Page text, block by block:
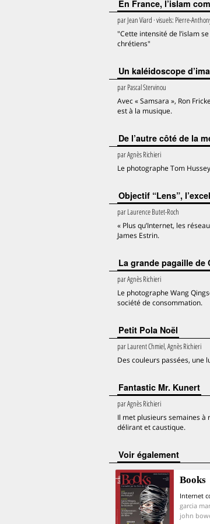
En France, l’islam
parJean Viard · visuels: Pierre-
"Cette intensité de l’islam
chrétiens"
Un kaléidoscope
parPascal Stervinou
Avec « Samsara », Ron
est à la musique.
De l’autre côté de la
parAgnès Richieri
Le photographe Tom
Objectif “Lens”,
parLaurence Butet-Roch
« Plus qu’Internet, les
James Estrin.
La grande pagaille de
parAgnès Richieri
Le photographe Wang
société de consommation.
Petit Pola Noël
parLaurent Chmiel, Agnès Richieri
Des couleurs passées, une
Fantastic Mr. Kunert
parAgnès Richieri
Il met plusieurs semaines à
délirant et caustique.
voir également
Books
Internet
garcia
john